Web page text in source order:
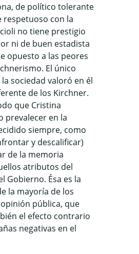
de político tolerante
respetuoso con la
no tiene prestigio
ni de buen estadista
opuesto a las peores
El único
sociedad valoró en él
de los Kirchner.
que Cristina
prevalecer en la
siempre, como
y descalificar)
de la memoria
atributos del
Gobierno. Ésa es la
la mayoría de los
pública, que
el efecto contrario
negativas en el